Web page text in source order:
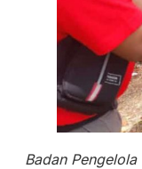
Badan